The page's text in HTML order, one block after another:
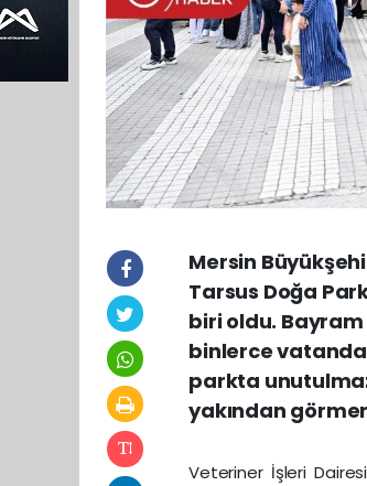
Mersin
Tarsus Doğa
biri oldu.
binlerce
parkta
yakından
Veteriner İşleri